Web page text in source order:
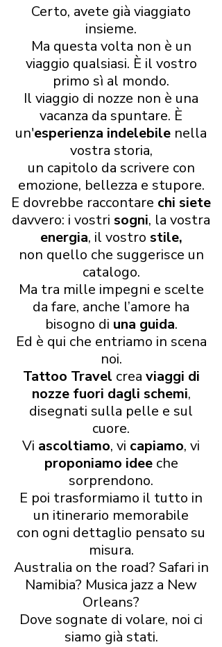
Certo, avete già viaggiato
insieme.
Ma questa volta non è un
viaggio qualsiasi. È il vostro
primo sì al mondo.
Il viaggio di nozze non è una
vacanza da spuntare. È
un'esperienza indelebile nella
vostra storia,
un capitolo da scrivere con
emozione, bellezza e stupore.
E dovrebbe raccontare chi siete
davvero: i vostri sogni, la vostra
energia, il vostro stile,
non quello che suggerisce un
catalogo.
Ma tra mille impegni e scelte
da fare, anche l’amore ha
bisogno di una guida.
Ed è qui che entriamo in scena
noi.
Tattoo Travel crea viaggi di
nozze fuori dagli schemi,
disegnati sulla pelle e sul
cuore.
Vi ascoltiamo, vi capiamo, vi
proponiamo ideeche
sorprendono.
E poi trasformiamo il tutto in
un itinerario memorabile
con ogni dettaglio pensato su
misura.
Australia on the road? Safari in
Namibia? Musica jazz a New
Orleans?
Dove sognate di volare, noi ci
siamo già stati.